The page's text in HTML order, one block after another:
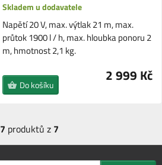
Skladem u dodavatele
Napětí 20 V, max. výtlak 21 m, max.
průtok 1900 l / h, max. hloubka ponoru 2
m, hmotnost 2,1 kg.
2 999 Kč
Do košíku
7 produktů z 7